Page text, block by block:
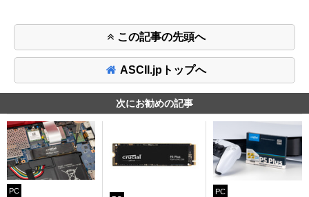
この記事の先頭へ
ASCII.jpトップへ
次にお勧めの記事
PC PC